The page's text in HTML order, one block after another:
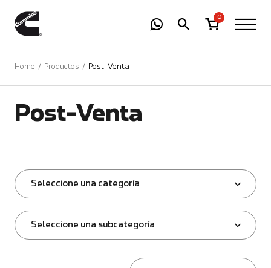
0
Home Productos Post-Venta
Post-Venta
Seleccione una categoría
Seleccione una subcategoría